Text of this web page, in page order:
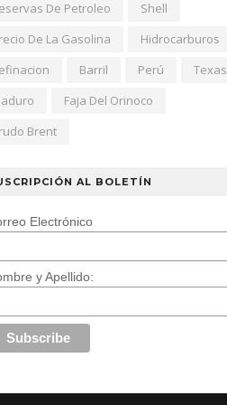
De Petroleo
Shell
De La Gasolina
Hidrocarburos
Barril Perú
Texas
Faja Del Orinoco
Brent
AL BOLETÍN
Electrónico
y Apellido: